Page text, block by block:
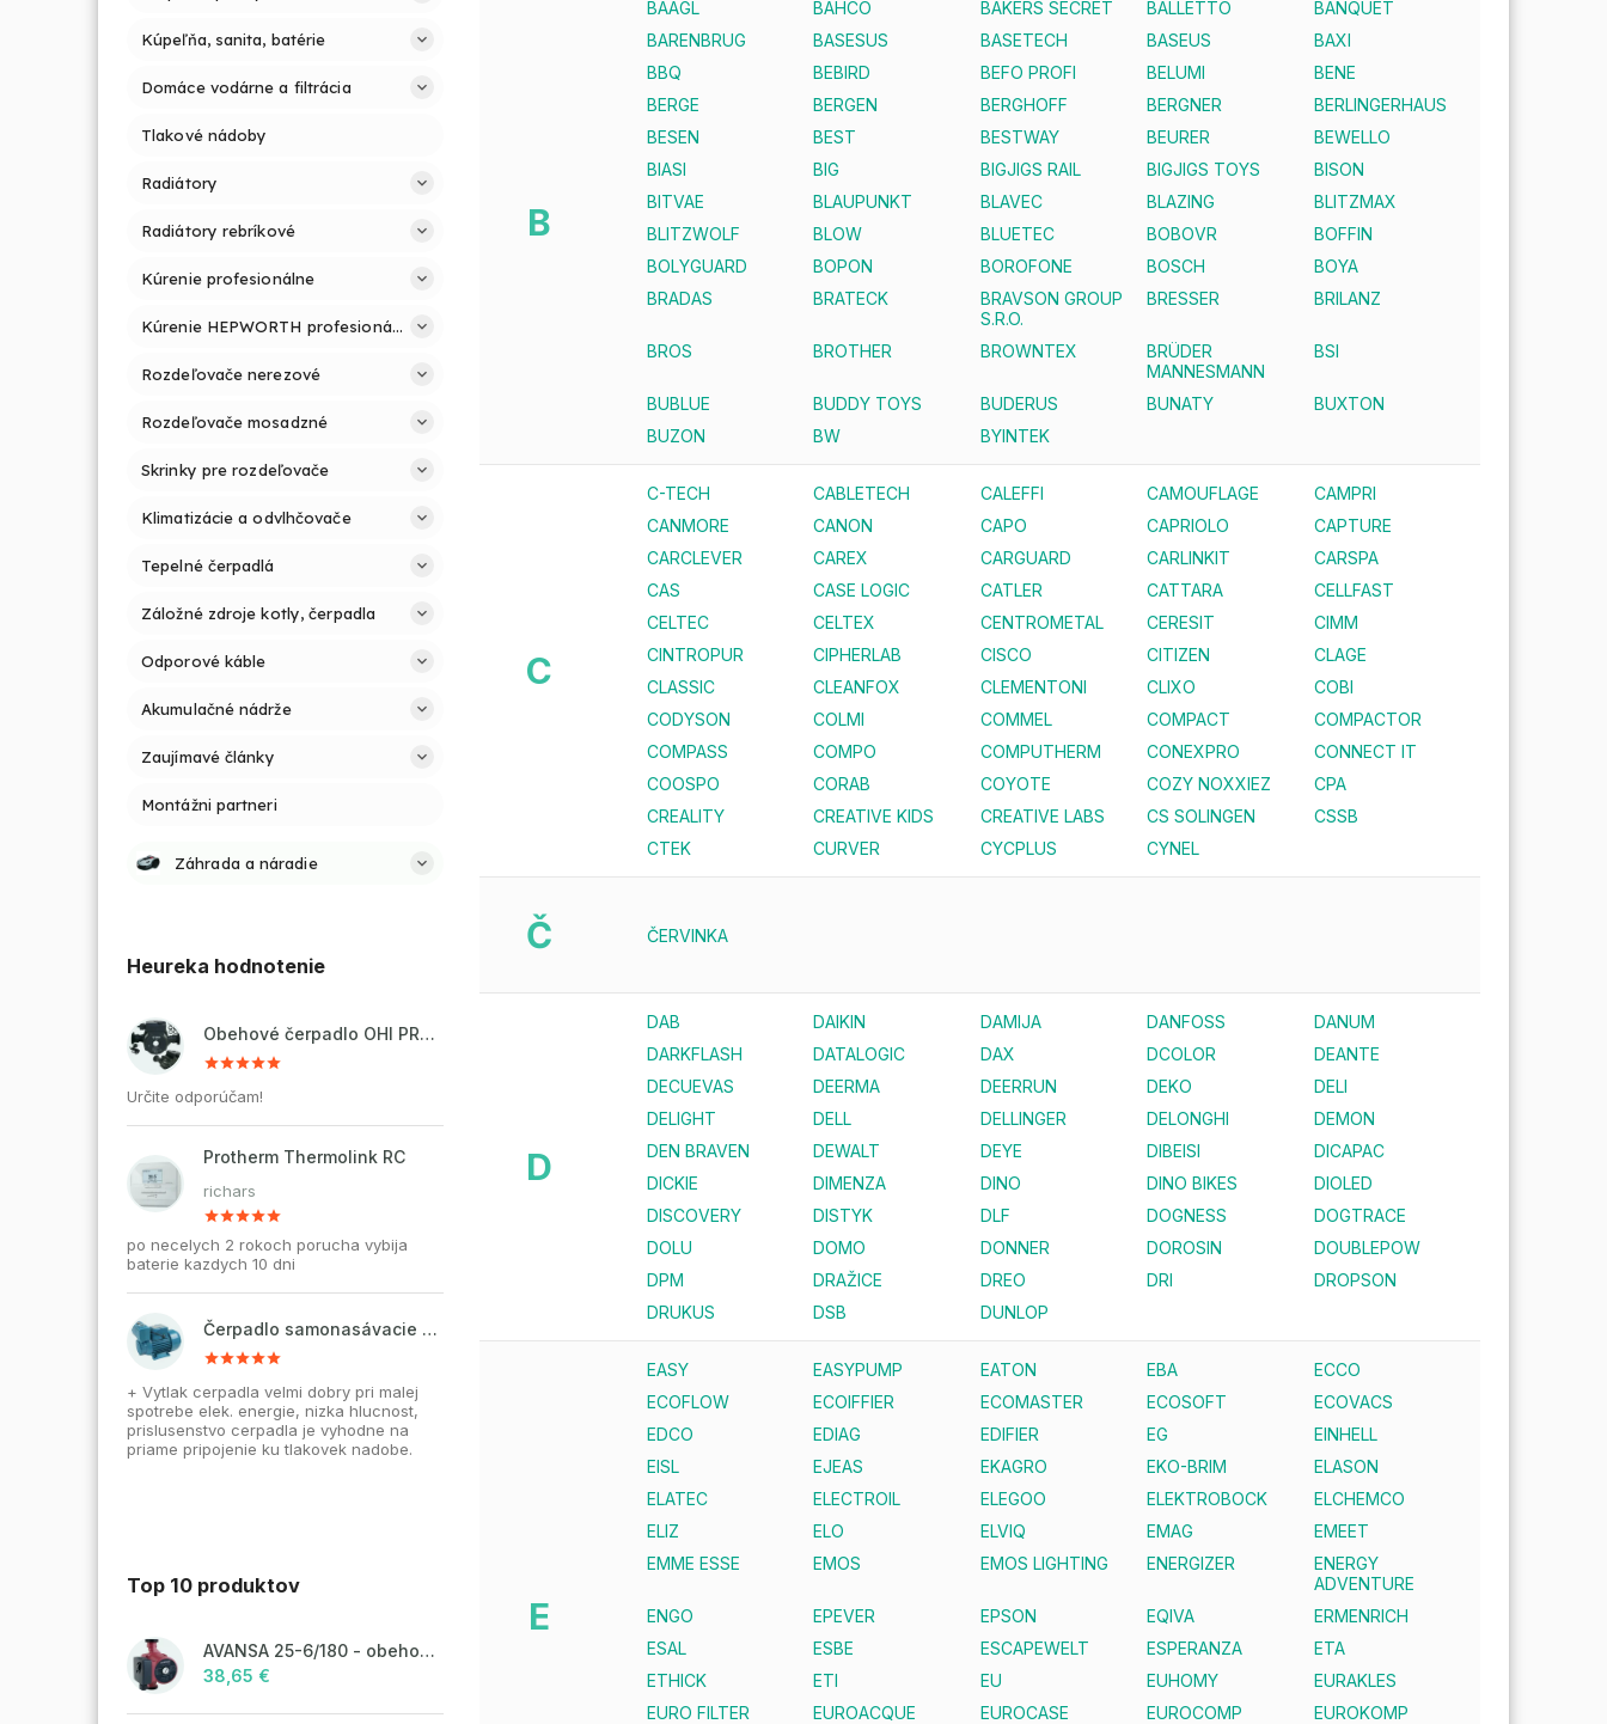
Kúpeľňa, sanita, batérie
Domáce vodárne a filtrácia
Tlakové nádoby
Radiátory
Radiátory rebríkové
Kúrenie profesionálne
Kúrenie HEPWORTH profesionálne a jednoducho
Rozdeľovače nerezové
Rozdeľovače mosadzné
Skrinky pre rozdeľovače
Klimatizácie a odvlhčovače
Tepelné čerpadlá
Záložné zdroje kotly, čerpadla
Odporové káble
Akumulačné nádrže
Zaujímavé články
Montážni partneri
Záhrada a náradie
Heureka hodnotenie
Obehové čerpadlo OHI PRO 32-60/180 pre kúrenie a cirkuláciu vody
Určite odporúčam!
Protherm Thermolink RC
richars
po necelych 2 rokoch porucha vybija
baterie kazdych 10 dni
Čerpadlo samonasávacie WZI 750 na vodu, povrchové, liatinové
+ Vytlak cerpadla velmi dobry pri malej
spotrebe elek. energie, nizka hlucnost,
prislusenstvo cerpadla je vyhodne na
priame pripojenie ku tlakovek nadobe.
Top 10 produktov
AVANSA 25-6/180 - obehové čerpadlo, pripojovací závit 6/4"
38,65 €
B
BAAGL BAHCO BAKERS SECRET BALLETTO
BANQUET
BARENBRUG
BASESUS BASETECH BASEUS
BAXI
BBQ
BEBIRD BEFO PROFI BELUMI
BENE
BERGE
BERGEN BERGHOFF BERGNER
BERLINGERHAUS
BESEN
BEST BESTWAY BEURER
BEWELLO
BIASI
BIG BIGJIGS RAIL BIGJIGS TOYS
BISON
BITVAE
BLAUPUNKT BLAVEC BLAZING
BLITZMAX
BLITZWOLF
BLOW BLUETEC BOBOVR
BOFFIN
BOLYGUARD
BOPON BOROFONE BOSCH
BOYA
BRADAS
BRATECK
BRAVSON GROUP
S.R.O.
BRESSER BRILANZ
BROS BROTHER BROWNTEX
BRÜDER
MANNESMANN
BSI
BUBLUE BUDDY TOYS BUDERUS BUNATY
BUXTON
BUZON
BW BYINTEK
C
C-TECH CABLETECH CALEFFI CAMOUFLAGE
CAMPRI
CANMORE
CANON CAPO CAPRIOLO
CAPTURE
CARCLEVER
CAREX CARGUARD CARLINKIT
CARSPA
CAS
CASE LOGIC CATLER CATTARA
CELLFAST
CELTEC
CELTEX CENTROMETAL CERESIT
CIMM
CINTROPUR
CIPHERLAB CISCO CITIZEN
CLAGE
CLASSIC
CLEANFOX CLEMENTONI CLIXO
COBI
CODYSON
COLMI COMMEL COMPACT
COMPACTOR
COMPASS
COMPO COMPUTHERM CONEXPRO
CONNECT IT
COOSPO
CORAB COYOTE COZY NOXXIEZ
CPA
CREALITY
CREATIVE KIDS CREATIVE LABS CS SOLINGEN
CSSB
CTEK
CURVER CYCPLUS CYNEL
Č ČERVINKA
D
DAB DAIKIN DAMIJA DANFOSS
DANUM
DARKFLASH
DATALOGIC DAX DCOLOR
DEANTE
DECUEVAS
DEERMA DEERRUN DEKO
DELI
DELIGHT
DELL DELLINGER DELONGHI
DEMON
DEN BRAVEN
DEWALT DEYE DIBEISI
DICAPAC
DICKIE
DIMENZA DINO DINO BIKES
DIOLED
DISCOVERY
DISTYK DLF DOGNESS
DOGTRACE
DOLU
DOMO DONNER DOROSIN
DOUBLEPOW
DPM
DRAŽICE DREO DRI
DROPSON
DRUKUS
DSB DUNLOP
E
EASY EASYPUMP EATON EBA
ECCO
ECOFLOW
ECOIFFIER ECOMASTER ECOSOFT
ECOVACS
EDCO
EDIAG EDIFIER EG
EINHELL
EISL
EJEAS EKAGRO EKO-BRIM
ELASON
ELATEC
ELECTROIL ELEGOO ELEKTROBOCK
ELCHEMCO
ELIZ
ELO ELVIQ EMAG
EMEET
EMME ESSE
EMOS EMOS LIGHTING ENERGIZER
ENERGY
ADVENTURE
ENGO
EPEVER EPSON EQIVA
ERMENRICH
ESAL
ESBE ESCAPEWELT ESPERANZA
ETA
ETHICK
ETI EU EUHOMY
EURAKLES
EURO FILTER
EUROACQUE EUROCASE EUROCOMP
EUROKOMP